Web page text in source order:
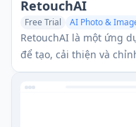
RetouchAI
Free Trial AI Photo &
AI Background Remover
RetouchAI là một ứng
để tạo, cải thiện và
thông qua các tính
thế và loại bỏ đối tượng.